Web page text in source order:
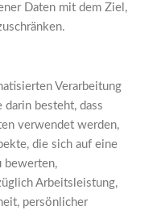
Daten mit dem Ziel,
Verarbeitung
darin besteht, dass
verwendet werden,
die sich auf eine
bewerten,
Arbeitsleistung,
persönlicher